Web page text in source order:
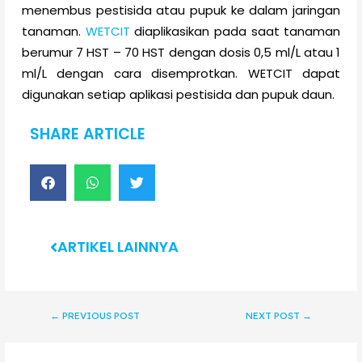
menembus pestisida atau pupuk ke dalam jaringan
tanaman. WETCIT diaplikasikan pada saat tanaman
berumur 7 HST – 70 HST dengan dosis 0,5 ml/L atau 1
ml/L dengan cara disemprotkan. WETCIT dapat
digunakan setiap aplikasi pestisida dan pupuk daun.
SHARE ARTICLE
ARTIKEL LAINNYA
← PREVIOUS POST NEXT POST →